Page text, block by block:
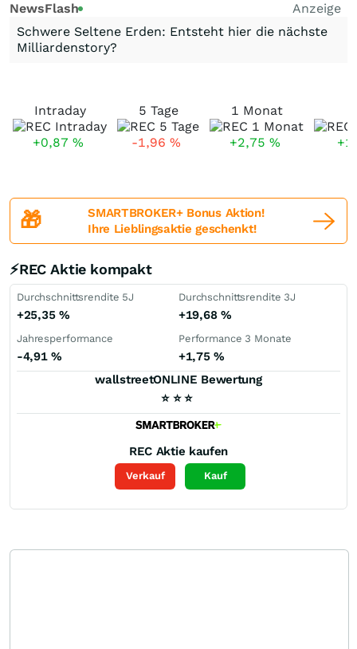
NewsFlash
Anzeige
Schwere Seltene Erden: Entsteht hier die nächste
Milliardenstory?
Intraday
+0,87 %
5 Tage
-1,96 %
1 Monat
+2,75 %
🎁
SMARTBROKER+ Bonus Aktion!
Ihre Lieblingsaktie geschenkt!
⚡REC Aktie kompakt
Durchschnittsrendite 5J
+25,35 %
Durchschnittsrendite 3J
+19,68 %
Jahresperformance
-4,91%
Performance 3 Monate
+1,75%
wallstreetONLINE Bewertung
⭐ ⭐ ⭐
REC Aktie kaufen
Verkauf Kauf